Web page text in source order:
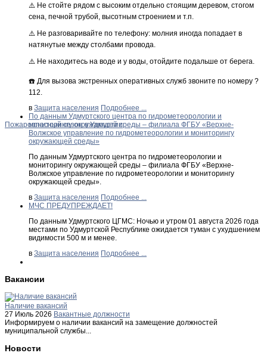
Пожароопасный сезон в Удмуртии
⚠️ Не стойте рядом с высоким отдельно стоящим деревом, стогом
сена, печной трубой, высотным строением и т.п.
⚠️ Не разговаривайте по телефону: молния иногда попадает в
натянутые между столбами провода.
⚠️ Не находитесь на воде и у воды, отойдите подальше от берега.
☎️ Для вызова экстренных оперативных служб звоните по номеру ?
112.
в Защита населения Подробнее ...
По данным Удмуртского центра по гидрометеорологии и
мониторингу окружающей среды – филиала ФГБУ «Верхне-
Волжское управление по гидрометеорологии и мониторингу
окружающей среды»
По данным Удмуртского центра по гидрометеорологии и
мониторингу окружающей среды – филиала ФГБУ «Верхне-
Волжское управление по гидрометеорологии и мониторингу
окружающей среды».
в Защита населения Подробнее ...
МЧС ПРЕДУПРЕЖДАЕТ!
По данным Удмуртского ЦГМС: Ночью и утром 01 августа 2026 года
местами по Удмуртской Республике ожидается туман с ухудшением
видимости 500 м и менее.
в Защита населения Подробнее ...
Вакансии
Наличие вакансий
27 Июль 2026 Вакантные должности
Информируем о наличии вакансий на замещение должностей
муниципальной службы...
Новости